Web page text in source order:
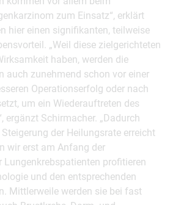
zum Einsatz“, erklärt
hier einen signifikanten, teilweise
„Weil diese zielgerichteten
haben, werden die
auch zunehmend schon vor einer
Operationserfolg oder nach
um ein Wiederauftreten des
ergänzt Schirmacher. „Dadurch
der Heilungsrate erreicht
wir erst am Anfang der
Lungenkrebspatienten profitieren
und den entsprechenden
Mittlerweile werden sie bei fast